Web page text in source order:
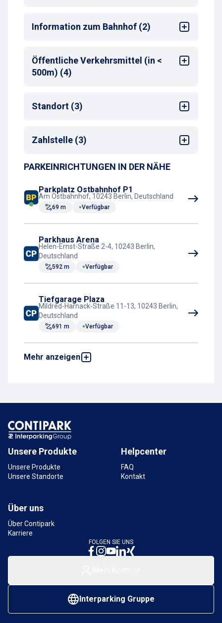
Flinkster
Information zum Bahnhof (2)
Bahnhof
: Berlin Ostbahnhof
Entfernung zum nächsten Bahnhofseingang
<50 m
Öffentliche Verkehrsmittel (in <
500m) (4)
Bus-Haltestelle
Zug-Haltestelle
Taxistand
Standort (3)
Sehenswürdigkeiten
Zahlstelle (3)
Online-Payment (Webseite)
Zahlungsterminal
PARKEINRICHTUNGEN IN DER NÄHE
Parkplatz Ostbahnhof P1
Am Ostbahnhof, 10243 Berlin, Deutschland
69 m Verfügbar
Parkhaus Arena
Helen-Ernst-Straße 2-4, 10243 Berlin,
Deutschland
592 m Verfügbar
Tiefgarage Plaza
Mildred-Harnack-Straße 11-13, 10243 Berlin,
Deutschland
691 m Verfügbar
Mehr anzeigen
Parkhaus Forum Landsberger Allee
Parkhaus Neukölln Arcaden
Erlanger Straße, 12053 Berlin, Deutschland
3 km
Unsere Produkte
Unsere Produkte
Unsere Standorte
Helpcenter
FAQ
Kontakt
Über uns
Über Contipark
Karriere
FOLGEN SIE UNS
Interparking Gruppe